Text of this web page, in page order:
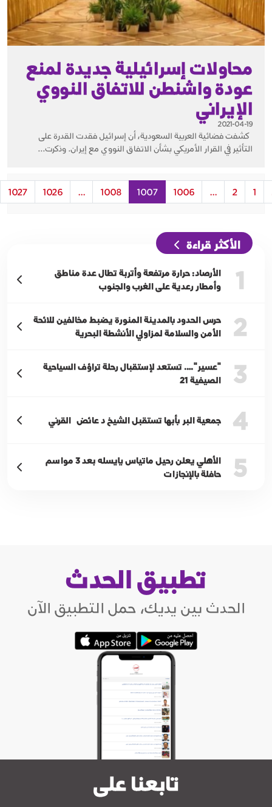
محاولات إسرائيلية جديدة لمنع
عودة واشنطن للاتفاق النووي
الإيراني
2021-04-19
كشفت فضائية العربية السعودية، أن إسرائيل فقدت القدرة على
التأثير في القرار الأمريكي بشأن الاتفاق النووي مع إيران. وذكرت...
1
2
...
1006
1007
1008
...
1026
1027
الأكثر قراءة
1
الأرصاد: حرارة مرتفعة وأتربة تطال عدة مناطق
وأمطار رعدية على الغرب والجنوب
2
حرس الحدود بالمدينة المنورة يضبط مخالفين للائحة
الأمن والسلامة لمزاولي الأنشطة البحرية
3
"عسير"…. تستعد لإستقبال رحلة تراؤف السياحية
الصيفية 21
4 جمعية البر بأبها تستقبل الشيخ د عائض القرني
5
الأهلي يعلن رحيل ماتياس يايسله بعد 3 مواسم
حافلة بالإنجازات
تطبيق الحدث
الحدث بين يديك، حمل التطبيق الآن
تابعنا على